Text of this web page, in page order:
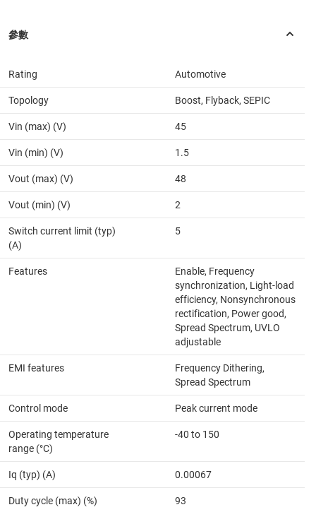
Rating Automotive
Topology Boost, Flyback, SEPIC
Vin (max) (V) 45
Vin (min) (V) 1.5
Vout (max) (V) 48
Vout (min) (V) 2
Switch current limit (typ)
(A)
5
Features
Enable, Frequency
synchronization, Light-load
efficiency, Nonsynchronous
rectification, Power good,
Spread Spectrum, UVLO
adjustable
EMI features
Frequency Dithering,
Spread Spectrum
Control mode Peak current mode
Operating temperature
range (°C)
-40 to 150
Iq (typ) (A) 0.00067
Duty cycle (max) (%) 93